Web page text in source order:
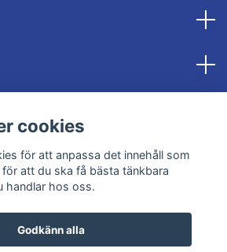
cookies
för att anpassa det innehåll som
att du ska få bästa tänkbara
handlar hos oss.
Godkänn alla